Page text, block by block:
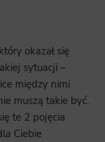
okazał się
sytuacji –
między nimi
muszą takie być.
te 2 pojęcia
Ciebie